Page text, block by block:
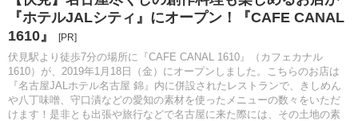
『ホテルJALシティ』にオープン！『CAFE CANAL
1610』
[PR]
伏見駅より徒歩7分の場所に『CAFE CANAL 1610』（カフェカナル
1610）が、2019年1月18日（金）にオープンしました。こちらのお店は
『名古屋JALホテル名古屋 錦』内に併設されたレストランで、きしめん
や八丁味噌、守口漬などの愛知の素材を使ったメニューの数々をいただ
けます！是非とも出張や旅行などで名古屋に来た際には、その土地の素